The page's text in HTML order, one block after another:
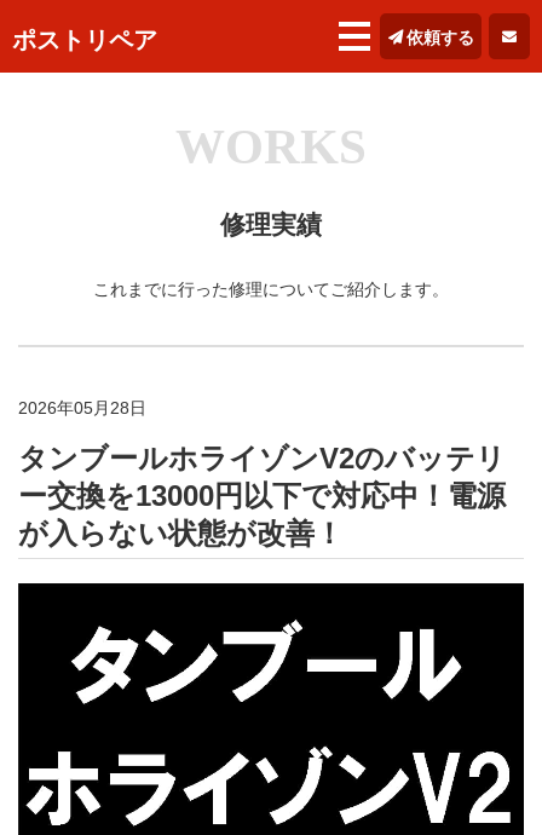
ポストリペア 依頼する
WORKS
修理実績
これまでに行った修理についてご紹介します。
2026年05月28日
タンブールホライゾンV2のバッテリ
ー交換を13000円以下で対応中！電源
が入らない状態が改善！